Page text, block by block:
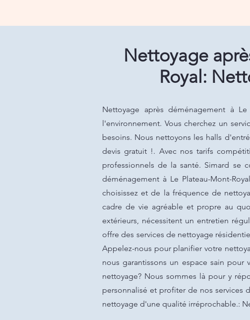
Nettoyage
Royal:
Nettoyage après déménagement à
l'environnement. Vous cherchez un
besoins. Nous nettoyons les halls
devis gratuit !. Avec nos tarifs
professionnels de la santé. Simard se
déménagement à Le Plateau-Mont-
choisissez et de la fréquence de
cadre de vie agréable et propre au
extérieurs, nécessitent un entretien
offre des services de nettoyage
Appelez-nous pour planifier votre
nous garantissons un espace sain
nettoyage? Nous sommes là pour y
personnalisé et profiter de nos services
nettoyage d'une qualité irréprochable.: